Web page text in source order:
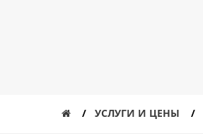
УСЛУГИ И ЦЕНЫ